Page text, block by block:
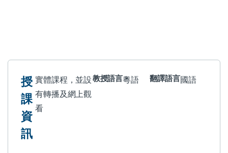
授
課
資
訊
實體課程，並設
有轉播及網上觀
看
教授語言粵語 翻譯語言國語